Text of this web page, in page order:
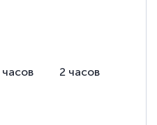
часов 2 часов